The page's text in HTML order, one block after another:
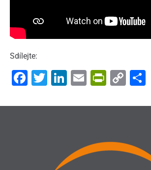
Sdílejte:
Facebook
Twitter
LinkedIn
Email